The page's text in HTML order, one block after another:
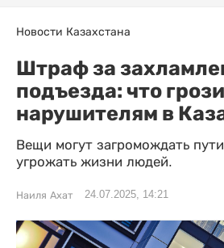
Новости Казахстана
Штраф за
подъезда: что
нарушителям в
Вещи могут загромождать
угрожать жизни людей.
Наиля Ахат 24.07.2025, 14:21